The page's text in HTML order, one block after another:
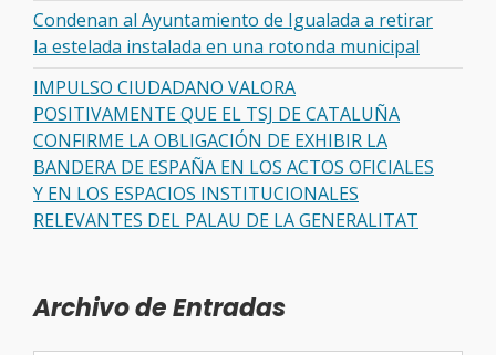
Condenan al Ayuntamiento de Igualada a retirar
la estelada instalada en una rotonda municipal
IMPULSO CIUDADANO VALORA
POSITIVAMENTE QUE EL TSJ DE CATALUÑA
CONFIRME LA OBLIGACIÓN DE EXHIBIR LA
BANDERA DE ESPAÑA EN LOS ACTOS OFICIALES
Y EN LOS ESPACIOS INSTITUCIONALES
RELEVANTES DEL PALAU DE LA GENERALITAT
Archivo de Entradas